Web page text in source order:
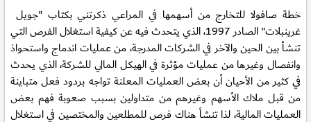
غرينبلات" الصادر 1997، الذي يتحدث فيه عن كيفية استغلال الفرص التي
تنشأ بين الحين والآخر في الشركات المدرجة، من عمليات اندماج واستحواذ
وانفصال وغيرها من عمليات مؤثرة في الهيكل المالي للشركة، الذي يحدث
في كثير من الأحيان أن بعض العمليات المعلنة تواجه بردود فعل متباينة
من قبل ملاك الأسهم وغيرهم من متداولين بسبب صعوبة فهم بعض
العمليات المالية، لذا تنشأ هناك فرص للمطلعين والمختصين في استغلال